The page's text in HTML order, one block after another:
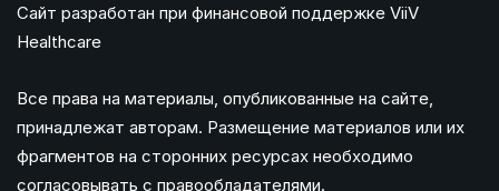
Сайт разработан при финансовой поддержке ViiV
Healthcare
Все права на материалы, опубликованные на сайте,
принадлежат авторам. Размещение материалов или их
фрагментов на сторонних ресурсах необходимо
согласовывать с правообладателями.